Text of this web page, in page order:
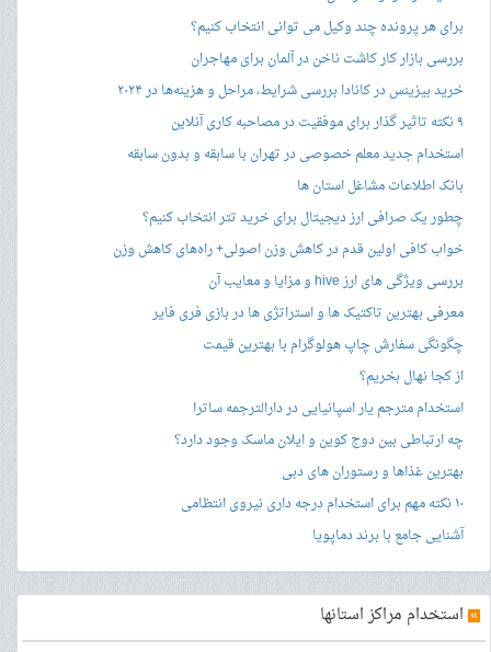
برای هر پرونده چند وکیل می توانی انتخاب کنیم؟
بررسی بازار کار کاشت ناخن در آلمان برای مهاجران
خرید بیزینس در کانادا بررسی شرایط، مراحل و هزینه‌ها در ۲۰۲۴
۹ نکته تاثیر گذار برای موفقیت در مصاحبه کاری آنلاین
استخدام جدید معلم خصوصی در تهران با سابقه و بدون سابقه
بانک اطلاعات مشاغل استان ها
چطور یک صرافی ارز دیجیتال برای خرید تتر انتخاب کنیم؟
خواب کافی اولین قدم در کاهش وزن اصولی+ راه‌های کاهش وزن
بررسی ویژگی های ارز hive و مزایا و معایب آن
معرفی بهترین تاکتیک ها و استراتژی ها در بازی فری فایر
چگونگی سفارش چاپ هولوگرام با بهترین قیمت
از کجا نهال بخریم؟
استخدام مترجم یار اسپانیایی در دارالترجمه ساترا
چه ارتباطی بین دوج کوین و ایلان ماسک وجود دارد؟
بهترین غذاها و رستوران های دبی
۱۰ نکته مهم برای استخدام درجه داری نیروی انتظامی
آشنایی جامع با برند دماپویا
» استخدام مراکز استانها